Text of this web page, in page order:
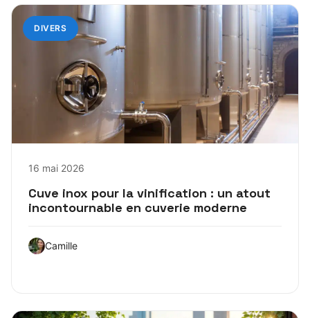
DIVERS
16 mai 2026
Cuve inox pour la vinification : un atout
incontournable en cuverie moderne
Camille